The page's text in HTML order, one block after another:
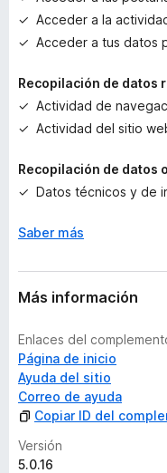
a
c
o
s
Acceder a la
Acceder a tus datos
Recopilación de datos
Actividad de
Actividad del sitio
Recopilación de datos
Datos técnicos y de
Saber más
Más información
Enlaces del
Página de inicio
Ayuda del sitio
Correo de ayuda
Copiar ID del
Versión
5.0.16